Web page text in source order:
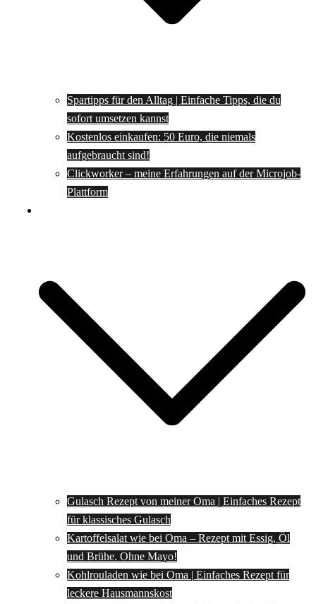
Spartipps für den Alltag | Einfache Tipps, die du
sofort umsetzen kannst
Kostenlos einkaufen: 50 Euro, die niemals
aufgebraucht sind!
Clickworker – meine Erfahrungen auf der Microjob-
Plattform
Gulasch Rezept von meiner Oma | Einfaches Rezept
für klassisches Gulasch
Kartoffelsalat wie bei Oma – Rezept mit Essig, Öl
und Brühe. Ohne Mayo!
Kohlrouladen wie bei Oma | Einfaches Rezept für
leckere Hausmannskost